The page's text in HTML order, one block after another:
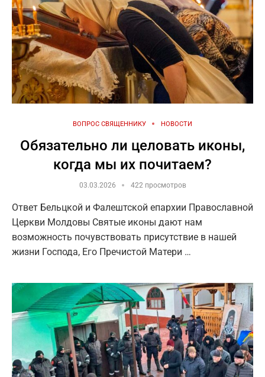
ВОПРОС СВЯЩЕННИКУ НОВОСТИ
Обязательно ли целовать иконы,
когда мы их почитаем?
03.03.2026 422 просмотров
Ответ Бельцкой и Фалештской епархии Православной
Церкви Молдовы Святые иконы дают нам
возможность почувствовать присутствие в нашей
жизни Господа, Его Пречистой Матери …